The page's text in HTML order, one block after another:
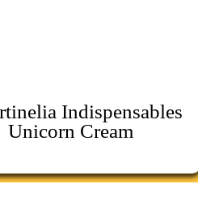
Indispensables
Unicorn Cream